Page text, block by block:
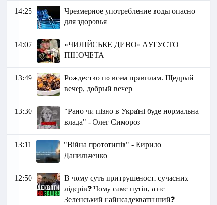
14:25
Чрезмерное употребление воды опасно
для здоровья
14:07
«ЧИЛІЙСЬКЕ ДИВО» АУГУСТО
ПІНОЧЕТА
13:49
Рождество по всем правилам. Щедрый
вечер, добрый вечер
13:30
"Рано чи пізно в Україні буде нормальна
влада" - Олег Симороз
13:11
"Війна прототипів" - Кирило
Данильченко
12:50
В чому суть притрушеності сучасних
лідерів❓ Чому саме путін, а не
Зеленський найнеадекватніший❓